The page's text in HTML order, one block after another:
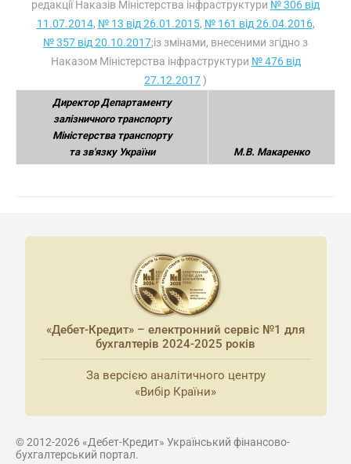
редакції Наказів Міністерства інфраструктури № 306 від
11.07.2014, № 13 від 26.01.2015, № 161 від 26.04.2016,
№ 357 від 20.10.2017;із змінами, внесеними згідно з
Наказом Міністерства інфраструктури № 476 від
27.12.2017)
Директор Департаменту
залізничного транспорту
Міністерства транспорту
та зв'язку України
М.В. Макаренко
«Дебет-Кредит» – електронний сервіс №1 для
бухгалтерів 2024-2025 років
За версією аналітичного центру
«Вибір Країни»
© 2012-2026 «Дебет-Кредит» Український фінансово-
бухгалтерський портал.